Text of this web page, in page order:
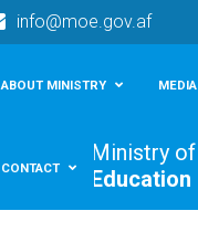
info@moe.gov.af
Ministry of
Education
ABOUT MINISTRY MEDIA
CONTACT